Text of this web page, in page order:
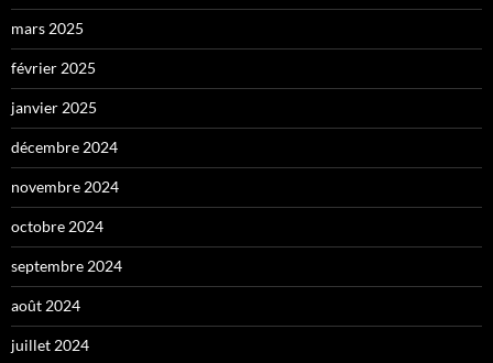
mars 2025
février 2025
janvier 2025
décembre 2024
novembre 2024
octobre 2024
septembre 2024
août 2024
juillet 2024